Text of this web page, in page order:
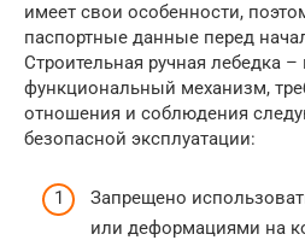
имеет свои особенности,
паспортные данные перед
Строительная ручная лебедка
функциональный механизм,
отношения и соблюдения
безопасной эксплуатации:
Запрещено
или деформациями на